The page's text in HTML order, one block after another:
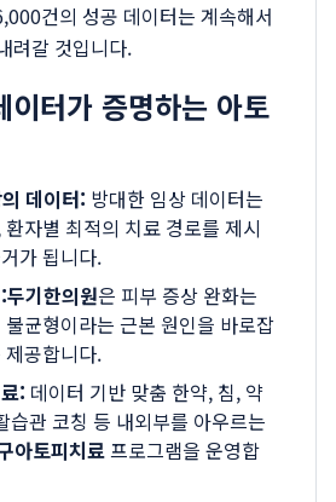
건의 성공 데이터는 계속해서
려갈 것입니다.
이터가 증명하는 아토
데이터: 방대한 임상 데이터는
자별 최적의 치료 경로를 제시
가 됩니다.
두기한의원은 피부 증상 완화는
균형이라는 근본 원인을 바로잡
공합니다.
: 데이터 기반 맞춤 한약, 침, 약
습관 코칭 등 내외부를 아우르는
아토피치료프로그램을 운영합